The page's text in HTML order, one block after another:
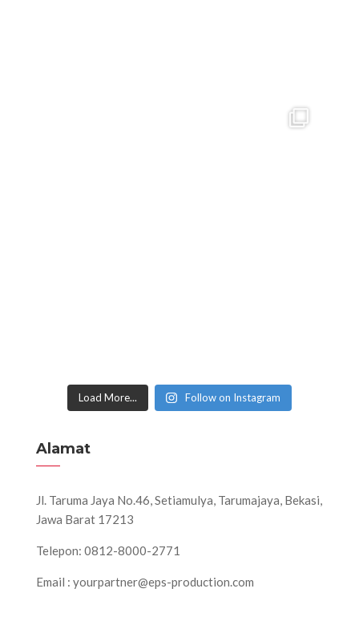
Load More... Follow on Instagram
Alamat
Jl. Taruma Jaya No.46, Setiamulya, Tarumajaya, Bekasi,
Jawa Barat 17213
Telepon: 0812-8000-2771
Email : yourpartner@eps-production.com